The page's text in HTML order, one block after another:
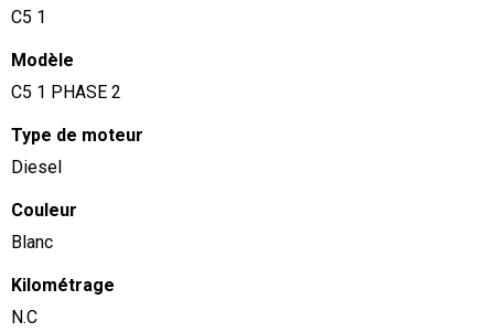
C5 1
Modèle
C5 1 PHASE 2
Type de moteur
Diesel
Couleur
Blanc
Kilométrage
N.C